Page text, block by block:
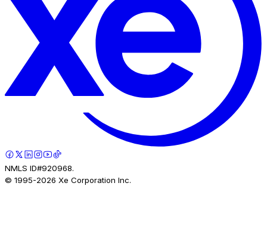
NMLS ID#920968.
© 1995-2026 Xe Corporation Inc.